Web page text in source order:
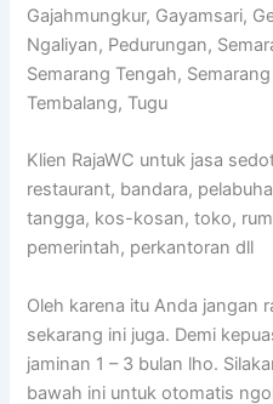
Gajahmungkur, Gayamsari,
Ngaliyan, Pedurungan,
Semarang Tengah,
Tembalang, Tugu
Klien RajaWC untuk jasa
restaurant, bandara,
tangga, kos-kosan, toko,
pemerintah, perkantoran dll
Oleh karena itu Anda jangan
sekarang ini juga. Demi
jaminan 1 – 3 bulan lho.
bawah ini untuk otomatis